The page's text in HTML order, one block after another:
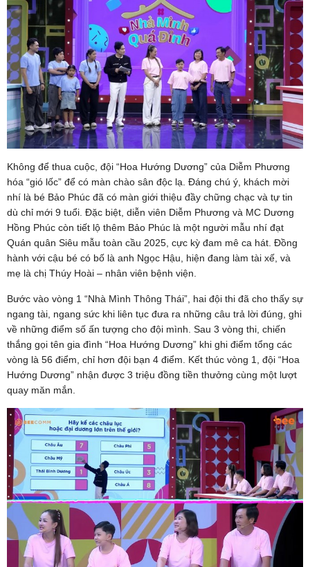
Không để thua cuộc, đội “Hoa Hướng Dương” của Diễm Phương
hóa “gió lốc” để có màn chào sân độc lạ. Đáng chú ý, khách mời
nhí là bé Bảo Phúc đã có màn giới thiệu đầy chững chạc và tự tin
dù chỉ mới 9 tuổi. Đặc biệt, diễn viên Diễm Phương và MC Dương
Hồng Phúc còn tiết lộ thêm Bảo Phúc là một người mẫu nhí đạt
Quán quân Siêu mẫu toàn cầu 2025, cực kỳ đam mê ca hát. Đồng
hành với cậu bé có bố là anh Ngọc Hậu, hiện đang làm tài xế, và
mẹ là chị Thúy Hoài – nhân viên bệnh viện.
Bước vào vòng 1 “Nhà Mình Thông Thái”, hai đội thi đã cho thấy sự
ngang tài, ngang sức khi liên tục đưa ra những câu trả lời đúng, ghi
về những điểm số ấn tượng cho đội mình. Sau 3 vòng thi, chiến
thắng gọi tên gia đình “Hoa Hướng Dương” khi ghi điểm tổng các
vòng là 56 điểm, chỉ hơn đội bạn 4 điểm. Kết thúc vòng 1, đội “Hoa
Hướng Dương” nhận được 3 triệu đồng tiền thưởng cùng một lượt
quay măn mắn.